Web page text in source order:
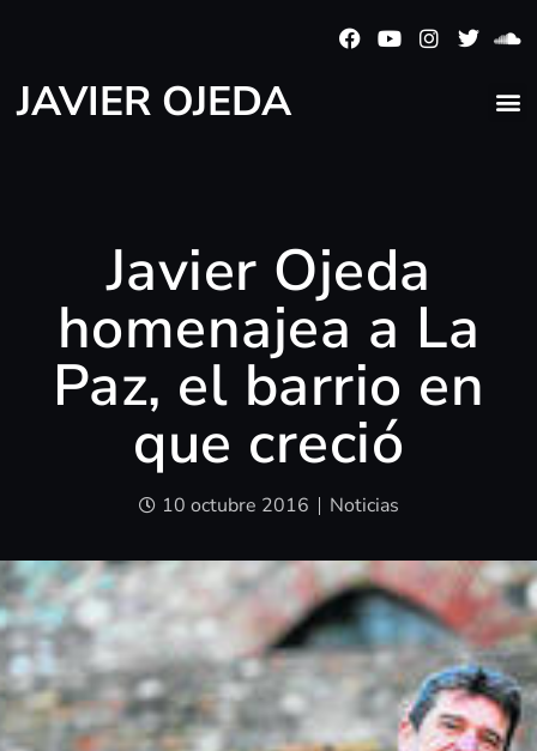
JAVIER OJEDA
Javier Ojeda
homenajea a La
Paz, el barrio en
que creció
10 octubre 2016 Noticias